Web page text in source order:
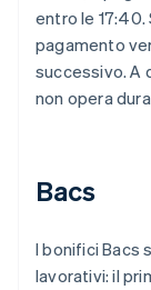
entro le 17:40.
pagamento
successivo. A
non opera
Bacs
I bonifici Bacs
lavorativi: il